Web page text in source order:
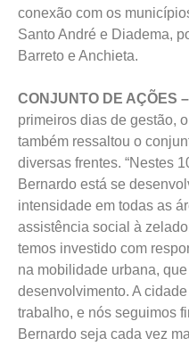
conexão com os
Santo André e Diadema,
Barreto e Anchieta.
CONJUNTO DE AÇÕES –
primeiros dias de gestão,
também ressaltou o
diversas frentes. “Nestes
Bernardo está se
intensidade em todas as
assistência social à
temos investido com
na mobilidade urbana,
desenvolvimento. A
trabalho, e nós seguimos
Bernardo seja cada vez